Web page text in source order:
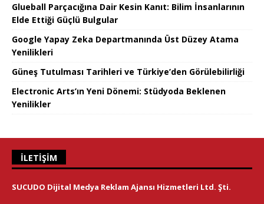
Glueball Parçacığına Dair Kesin Kanıt: Bilim İnsanlarının
Elde Ettiği Güçlü Bulgular
Google Yapay Zeka Departmanında Üst Düzey Atama
Yenilikleri
Güneş Tutulması Tarihleri ve Türkiye’den Görülebilirliği
Electronic Arts’ın Yeni Dönemi: Stüdyoda Beklenen
Yenilikler
İLETIŞIM
SUCUDO Dijital Medya Reklam Ajansı Hizmetleri Ltd. Şti.